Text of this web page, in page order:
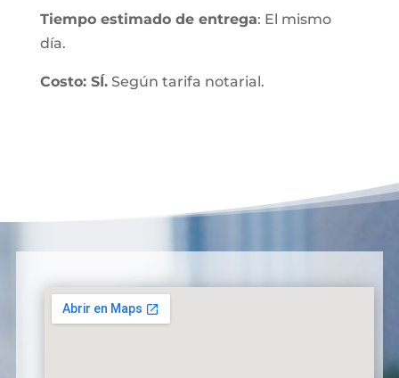
Tiempo estimado de entrega: El mismo
día.
Costo: SÍ.Según tarifa notarial.